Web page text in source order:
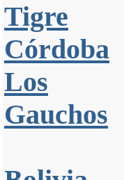
Tigre
Córdoba
Los
Gauchos